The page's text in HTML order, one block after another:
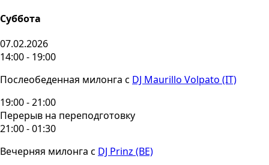
Суббота
07.02.2026
14:00 - 19:00
Послеобеденная милонга с DJ Maurillo Volpato (IT)
19:00 - 21:00
Перерыв на переподготовку
21:00 - 01:30
Вечерняя милонга с DJ Prinz (BE)